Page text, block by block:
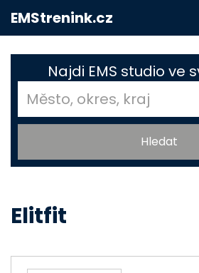
EMStrenink.cz
Najdi EMS studio ve
Elitfit